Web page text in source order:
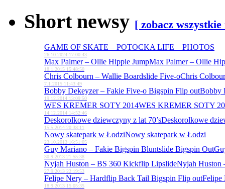
Short newsy [ zobacz wszystkie
GAME OF SKATE – POTOCKA LIFE – PHOTOS
26.10.2024 17:00:43
Max Palmer – Ollie Hippie JumpMax Palmer – Ollie
18.1.2015 15:48:50
Chris Colbourn – Wallie Boardslide Five-oChris
7.1.2015 11:43:49
Bobby Dekeyzer – Fakie Five-o Bigspin Flip outBobby
19.12.2014 13:09:50
WES KREMER SOTY 2014WES KREMER SOTY
14.12.2014 14:52:46
Deskorolkowe dziewczyny z lat 70’sDeskorolkowe
15.5.2014 20:38:11
Nowy skatepark w ŁodziNowy skatepark w Łodzi
23.10.2013 16:51:05
Guy Mariano – Fakie Bigspin Bluntslide Bigspin Out
30.9.2013 21:55:38
Nyjah Huston – BS 360 Kickflip LipslideNyjah Huston
27.9.2013 22:19:53
Felipe Nery – Hardflip Back Tail Bigspin Flip outFelipe
18.9.2013 15:05:35